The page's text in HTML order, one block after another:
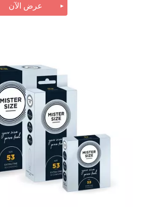
عرض الآن